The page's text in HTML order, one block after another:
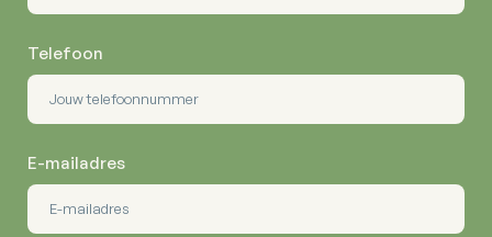
Telefoon
E-mailadres